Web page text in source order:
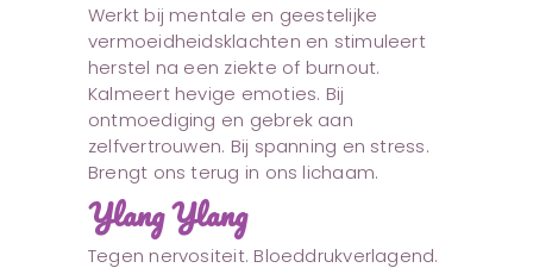
Werkt bij mentale en geestelijke
vermoeidheidsklachten en stimuleert
herstel na een ziekte of burnout.
Kalmeert hevige emoties. Bij
ontmoediging en gebrek aan
zelfvertrouwen. Bij spanning en stress.
Brengt ons terug in ons lichaam.
Ylang Ylang
Tegen nervositeit. Bloeddrukverlagend.